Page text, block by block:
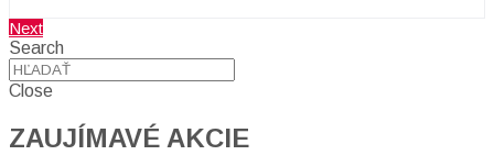
Next
Search
Close
ZAUJÍMAVÉ AKCIE​